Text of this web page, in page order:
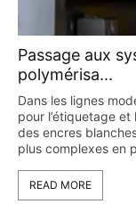
Passage aux
polymérisa...
Dans les lignes
pour l’étiquetage
des encres
plus complexes en
READ MORE